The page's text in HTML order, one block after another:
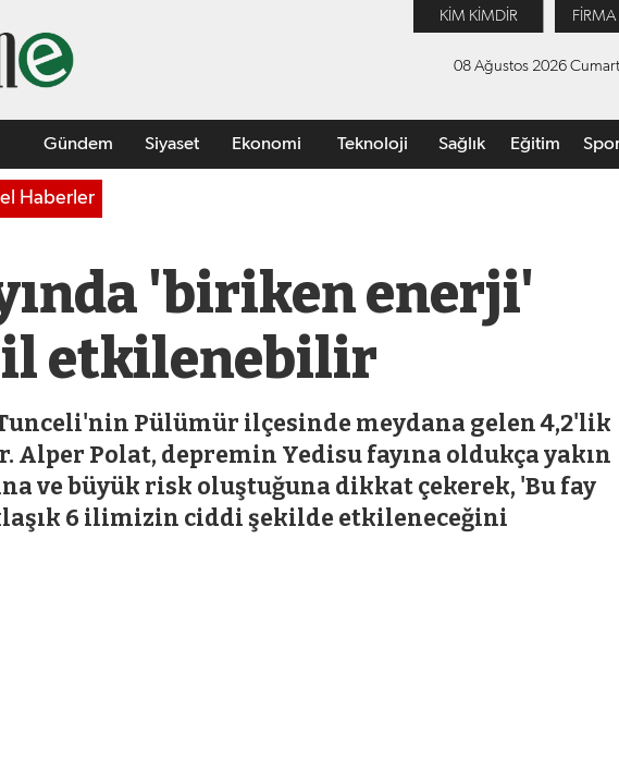
KİM KİMDİR FİRMA
08 Ağustos 2026
Gündem Siyaset Ekonomi Teknoloji Sağlık Eğitim
Haberler
'biriken enerji'
il etkilenebilir
Pülümür ilçesinde meydana gelen 4,2'lik
Alper Polat, depremin Yedisu fayına oldukça yakın
ve büyük risk oluştuğuna dikkat çekerek, 'Bu fay
6 ilimizin ciddi şekilde etkileneceğini